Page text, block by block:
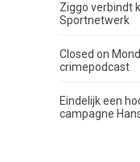
Ziggo verbindt
Sportnetwerk
Closed on
crimepodcast
Eindelijk een
campagne